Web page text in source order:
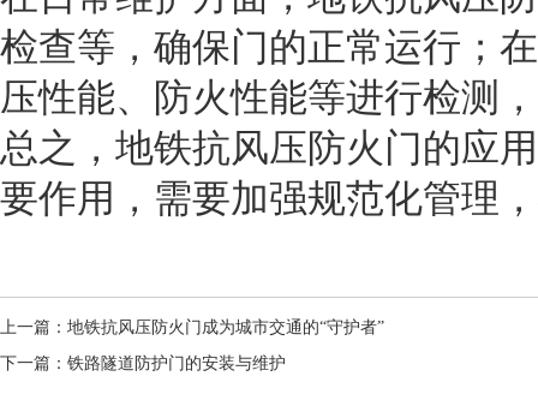
检查等，确保门的正常运行；
压性能、防火性能等进行检测
总之，地铁抗风压防火门的应
要作用，需要加强规范化管理
上一篇： 地铁抗风压防火门成为城市交通的“守护者”
下一篇： 铁路隧道防护门的安装与维护